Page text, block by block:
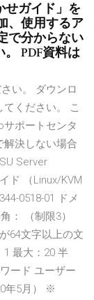
せガイド」を
、使用するア
で分からない
PDF資料は
い。 ダウンロ
ください。 こ
ポートセンタ
解決しない場合
Server
ド （Linux/KVM
0518-01 ドメ
： （制限3）
64文字以上の文
1 最大：20 半
ード ユーザー
年5月） ※